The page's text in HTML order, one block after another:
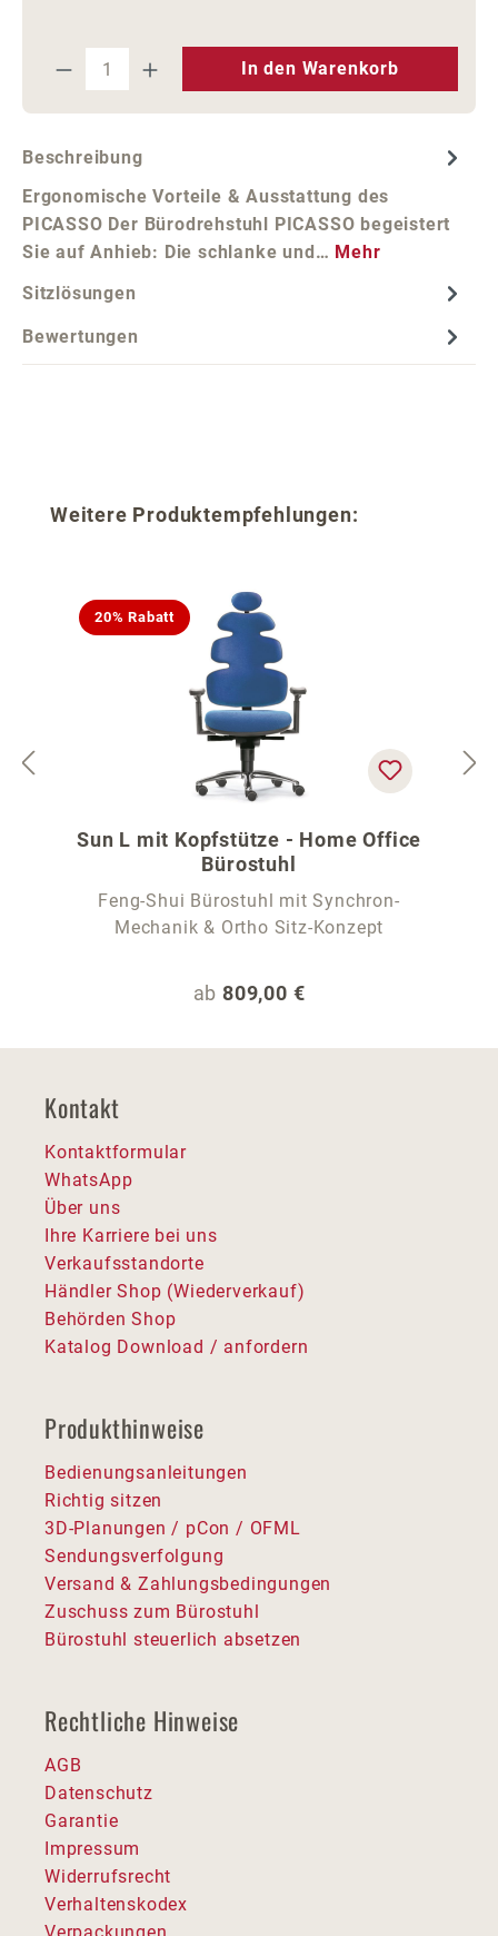
Produkt Anzahl: Gib den
In den Warenkorb
Beschreibung
Ergonomische Vorteile & Ausstattung des
PICASSO Der Bürodrehstuhl PICASSO begeistert
Sie auf Anhieb: Die schlanke und… Mehr
Sitzlösungen
Bewertungen
Produktgalerie überspringen
Weitere Produktempfehlungen:
20% Rabatt
Sun L mit Kopfstütze - Home Office
Bürostuhl
Feng-Shui Bürostuhl mit Synchron-
Mechanik & Ortho Sitz-Konzept
Regulärer Preis:
ab 809,00 €
Kontakt
Kontaktformular
WhatsApp
Über uns
Ihre Karriere bei uns
Verkaufsstandorte
Händler Shop (Wiederverkauf)
Behörden Shop
Katalog Download / anfordern
Produkthinweise
Bedienungsanleitungen
Richtig sitzen
3D-Planungen / pCon / OFML
Sendungsverfolgung
Versand & Zahlungsbedingungen
Zuschuss zum Bürostuhl
Bürostuhl steuerlich absetzen
Rechtliche Hinweise
AGB
Datenschutz
Garantie
Impressum
Widerrufsrecht
Verhaltenskodex